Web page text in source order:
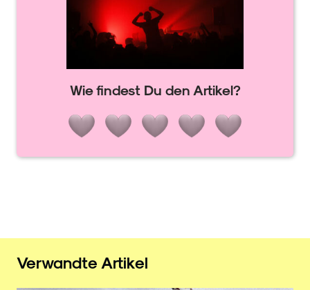
Wie findest Du den Artikel?
Verwandte Artikel